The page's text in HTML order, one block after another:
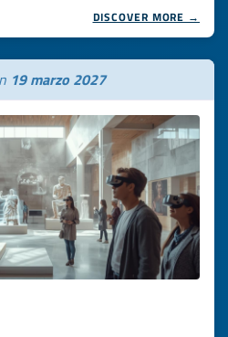
DISCOVER MORE →
19 marzo 2027